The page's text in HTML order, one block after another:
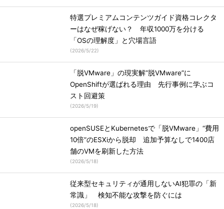
特選プレミアムコンテンツガイド資格コレクタ
ーはなぜ稼げない？ 年収1000万を分ける
「OSの理解度」と穴場言語
(2026/5/22)
「脱VMware」の現実解”脱VMware”に
OpenShiftが選ばれる理由 先行事例に学ぶコ
スト回避策
(2026/5/19)
openSUSEとKubernetesで「脱VMware」“費用
10倍”のESXiから脱却 追加予算なしで1400店
舗のVMを刷新した方法
(2026/5/18)
従来型セキュリティが通用しないAI犯罪の「新
常識」 検知不能な攻撃を防ぐには
(2026/5/18)